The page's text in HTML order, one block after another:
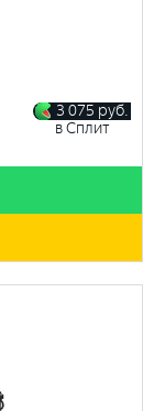
3 075 руб.
в Сплит